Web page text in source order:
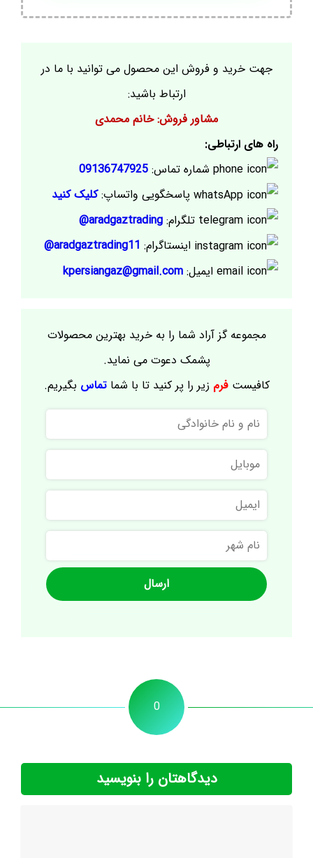
جهت خرید و فروش این محصول می توانید با ما در
ارتباط باشید:
مشاور فروش: خانم محمدی
راه های ارتباطی:
شماره تماس: 09136747925
پاسخگویی واتساپ:کلیک کنید
تلگرام: aradgaztrading@
اینستاگرام: aradgaztrading11@
ایمیل: kpersiangaz@gmail.com
مجموعه گز آراد شما را به خرید بهترین محصولات
پشمک دعوت می نماید.
کافیستفرم زیر را پر کنید تا با شماتماس بگیریم.
نام
و
نام
خانوادگی
موبایل
ایمیل
نام
شهر
0
دیدگاهتان را بنویسید